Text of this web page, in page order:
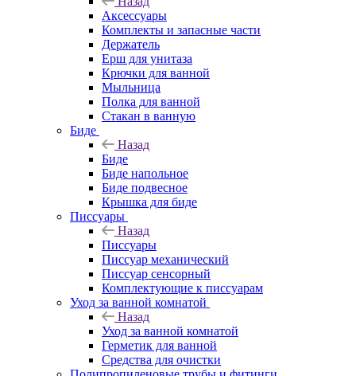
Аксессуары
Комплекты и запасные части
Держатель
Ерш для унитаза
Крючки для ванной
Мыльница
Полка для ванной
Стакан в ванную
Биде
Назад
Биде
Биде напольное
Биде подвесное
Крышка для биде
Писсуары
Назад
Писсуары
Писсуар механический
Писсуар сенсорный
Комплектующие к писсуарам
Уход за ванной комнатой
Назад
Уход за ванной комнатой
Герметик для ванной
Средства для очистки